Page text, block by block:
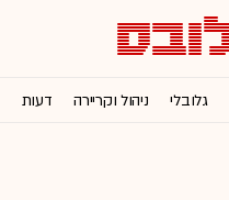
גלובלי ניהול וקריירה דעות